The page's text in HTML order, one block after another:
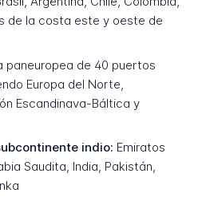
de la costa este y oeste de
paneuropea de 40 puertos
Europa del Norte,
Escandinava-Báltica y
indio: Emiratos
Saudita, India, Pakistán,